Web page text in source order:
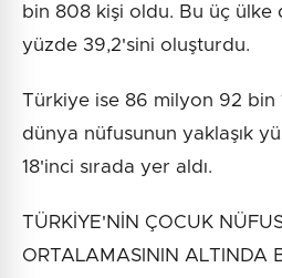
bin 808 kişi oldu. Bu üç ülke
yüzde 39,2'sini oluşturdu.
Türkiye ise 86 milyon 92 bin
dünya nüfusunun yaklaşık
18'inci sırada yer aldı.
TÜRKİYE'NİN ÇOCUK
ORTALAMASININ ALTINDA